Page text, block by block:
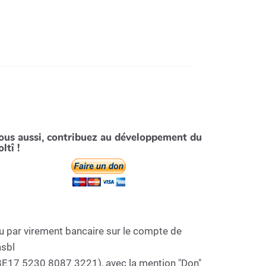
aussi, contribuez au développement du
!
par virement bancaire sur le compte de
5230 8087 3221), avec la mention "Don"